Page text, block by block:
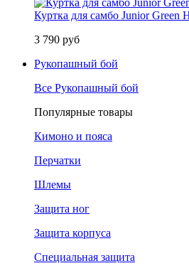
Куртка для самбо Junior Green
3 790 руб
Рукопашный бой
Все Рукопашный бой
Популярные товары
Кимоно и пояса
Перчатки
Шлемы
Защита ног
Защита корпуса
Специальная защита